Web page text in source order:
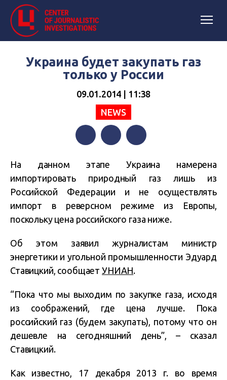
Украина будет закупать газ
только у России
09.01.2014 | 11:38
NEWS
На данном этапе Украина намерена
импортировать природный газ лишь из
Российской Федерации и не осуществлять
импорт в реверсном режиме из Европы,
поскольку цена российского газа ниже.
Об этом заявил журналистам министр
энергетики и угольной промышленности Эдуард
Ставицкий, сообщает УНИАН.
“Пока что мы выходим по закупке газа, исходя
из соображений, где цена лучше. Пока
российский газ (будем закупать), потому что он
дешевле на сегодняшний день”, – сказал
Ставицкий.
Как известно, 17 декабря 2013 г. во время